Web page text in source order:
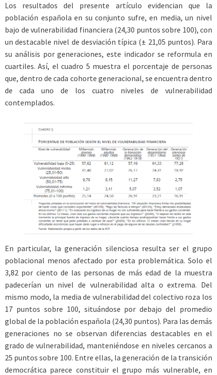
Los resultados del presente artículo evidencian que la
población española en su conjunto sufre, en media, un nivel
bajo de vulnerabilidad financiera (24,30 puntos sobre 100), con
un destacable nivel de desviación típica (± 21,05 puntos). Para
su análisis por generaciones, este indicador se reformula en
cuartiles. Así, el cuadro 5 muestra el porcentaje de personas
que, dentro de cada cohorte generacional, se encuentra dentro
de cada uno de los cuatro niveles de vulnerabilidad
contemplados.
En particular, la generación silenciosa resulta ser el grupo
poblacional menos afectado por esta problemática. Solo el
3,82 por ciento de las personas de más edad de la muestra
padecerían un nivel de vulnerabilidad alta o extrema. Del
mismo modo, la media de vulnerabilidad del colectivo roza los
17 puntos sobre 100, situándose por debajo del promedio
global de la población española (24,30 puntos). Para las demás
generaciones no se observan diferencias destacables en el
grado de vulnerabilidad, manteniéndose en niveles cercanos a
25 puntos sobre 100. Entre ellas, la generación de la transición
democrática parece constituir el grupo más vulnerable, en